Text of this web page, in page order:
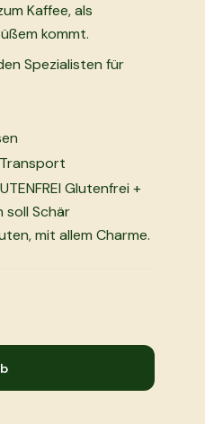
Kaffee, als
kommt.
Spezialisten für
Glutenfrei +
soll Schär
mit allem Charme.